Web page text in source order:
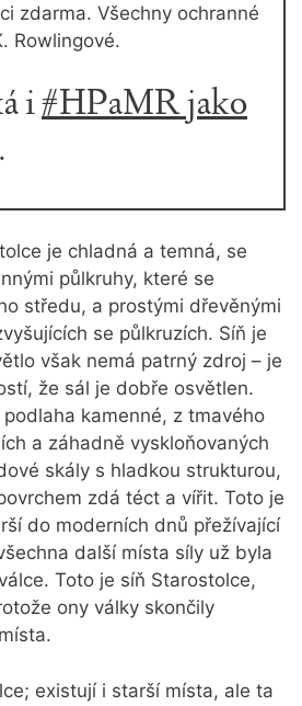
zdarma. Všechny ochranné
Rowlingové.
i#HPaMR jako
.
je chladná a temná, se
půlkruhy, které se
středu, a prostými dřevěnými
se půlkruzích. Síň je
však nemá patrný zdroj – je
že sál je dobře osvětlen.
kamenné, z tmavého
a záhadně vyskloňovaných
skály s hladkou strukturou,
zdá téct a vířit. Toto je
do moderních dnů přežívající
další místa síly už byla
Toto je síň Starostolce,
ony války skončily
existují i starší místa, ale ta